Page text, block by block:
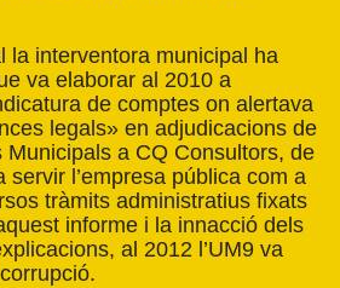
la interventora municipal ha
va elaborar al 2010 a
de comptes on alertava
legals» en adjudicacions de
Municipals a CQ Consultors, de
servir l’empresa pública com a
tràmits administratius fixats
informe i la innacció dels
al 2012 l’UM9 va